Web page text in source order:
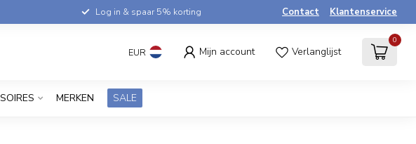
Log in & spaar 5% korting Contact Klantenservice
EUR Mijn account Verlanglijst
0
MERKEN SALE